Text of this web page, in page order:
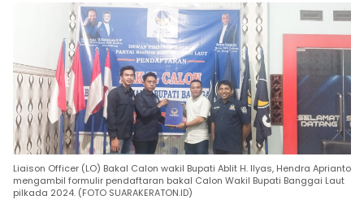
Liaison Officer (LO) Bakal Calon wakil Bupati Ablit H. Ilyas, Hendra Aprianto
mengambil formulir pendaftaran bakal Calon Wakil Bupati Banggai Laut
pilkada 2024. (FOTO SUARAKERATON.ID)